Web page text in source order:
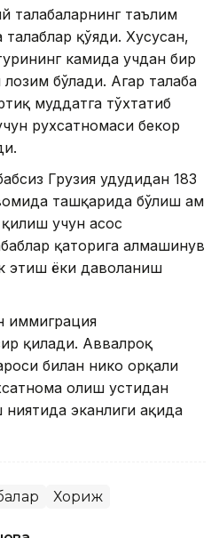
талабаларнинг таълим
қўяди. Хусусан,
камида учдан бир
бўлади. Агар талаба
муддатга тўхтатиб
рухсатномаси бекор
Грузия ҳудудидан 183
ташқарида бўлиш ҳам
учун асос
қаторига алмашинув
этиш ёки даволаниш
иммиграция
қилади. Аввалроқ
билан никоҳ орқали
олиш устидан
эканлиги ҳақида
Хориж